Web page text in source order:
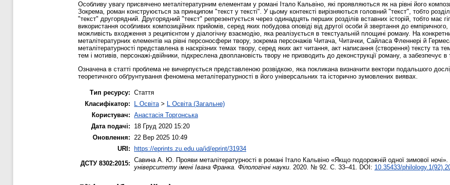
Особливу увагу присвячено металітературним елементам у романі Італо Кальвіно, які проявляються як на рівні його
Зокрема, роман конструюється за принципом "текст у тексті". У цьому контексті вирізняються головний "текст", тобто
"текст" другорядний. Другорядний "текст" репрезентується через одинадцять перших розділів вставних історій, тобто має
використання особливих композиційних прийомів, серед яких побудова оповіді від другої особи й звертання до
можливість входження з реципієнтом у діалогічну взаємодію, яка реалізується в текстуальній площині роману. На
металітературних елементів на рівні персоносфери твору, зокрема персонажів Читача, Читачки, Сайласа Фленнері й
металітературності представлена в наскрізних темах твору, серед яких акт читання, акт написання (створення) тексту та
тем і мотивів, персонажі-двійники, підкреслена двоплановість твору не призводить до деконструкції роману, а забезпечує
Означена в статті проблема не вичерпується представленою розвідкою, яка покликана визначити вектори подальшого
теоретичного обґрунтування феномена металітературності в його універсальних та історично зумовлених виявах.
Тип ресурсу: Стаття
Класифікатор:
L Освіта> L Освіта (Загальне)
Користувач: Анастасія Торгонська
Дата подачі:
18 Груд 2020 15:20
Оновлення: 22 Вер 2025 10:49
URI:
https://eprints.zu.edu.ua/id/eprint/31934
ДСТУ 8302:2015: Савина А. Ю. Прояви металітературності в романі Італо Кальвіно «Якщо подорожній одної зимової ночі».
університету імені Івана Франка. Філологічні науки. 2020. № 92. С. 33–41. DOI: 10.35433/